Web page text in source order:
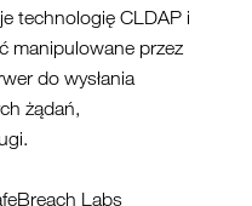
technologię CLDAP i
manipulowane przez
do wysłania
żądań,
Labs